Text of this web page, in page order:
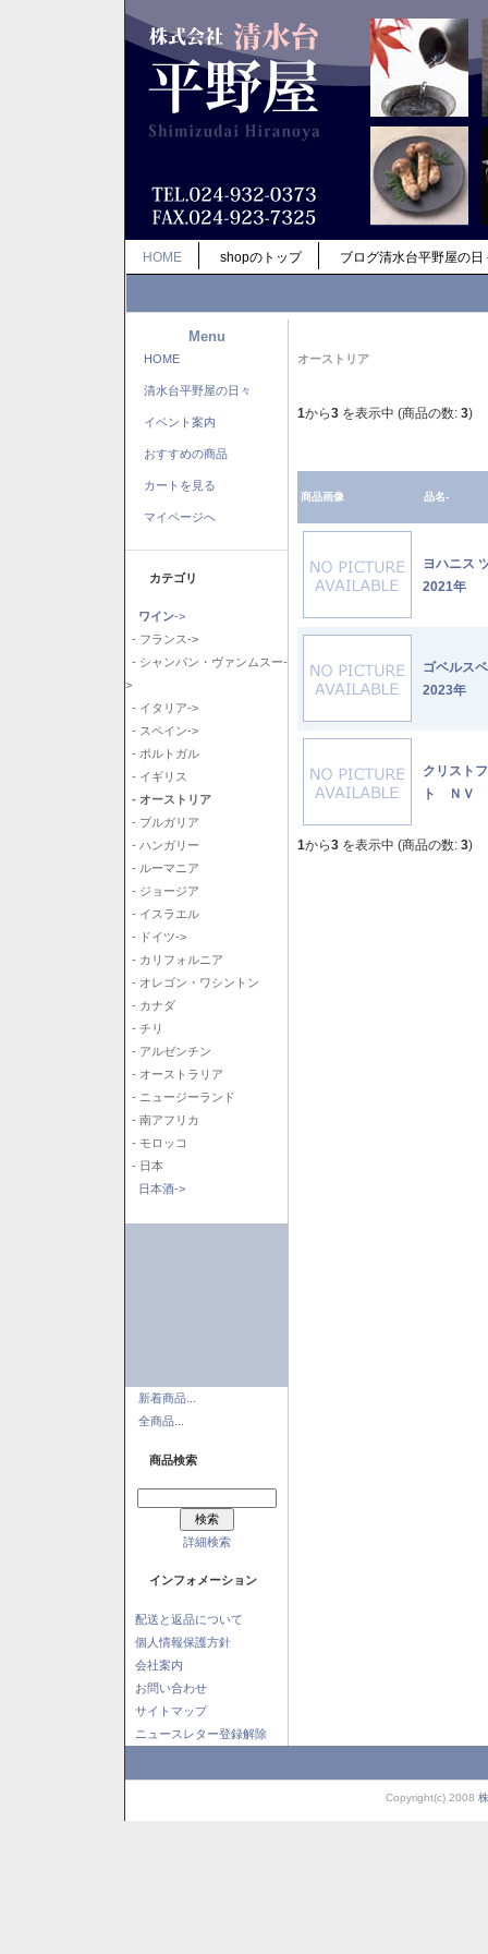
HOME shopのトップ ブログ清水台平野屋の日
Menu
HOME
清水台平野屋の日々
イベント案内
おすすめの商品
カートを見る
マイページへ
カテゴリ
ワイン->
- フランス->
- シャンパン・ヴァンムスー-
>
- イタリア->
- スペイン->
- ポルトガル
- イギリス
- オーストリア
- ブルガリア
- ハンガリー
- ルーマニア
- ジョージア
- イスラエル
- ドイツ->
- カリフォルニア
- オレゴン・ワシントン
- カナダ
- チリ
- アルゼンチン
- オーストラリア
- ニュージーランド
- 南アフリカ
- モロッコ
- 日本
日本酒->
新着商品...
全商品...
商品検索
詳細検索
インフォメーション
配送と返品について
個人情報保護方針
会社案内
お問い合わせ
サイトマップ
ニュースレター登録解除
オーストリア
1から3 を表示中 (商品の数: 3)
商品画像 品名-
ヨハニス
2021年
ゴベルス
2023年
クリスト
ト ＮＶ
1から3 を表示中 (商品の数: 3)
Copyright(c) 2008